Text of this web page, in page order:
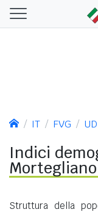
IT FVG UD
Indici
Mortegliano
Struttura della